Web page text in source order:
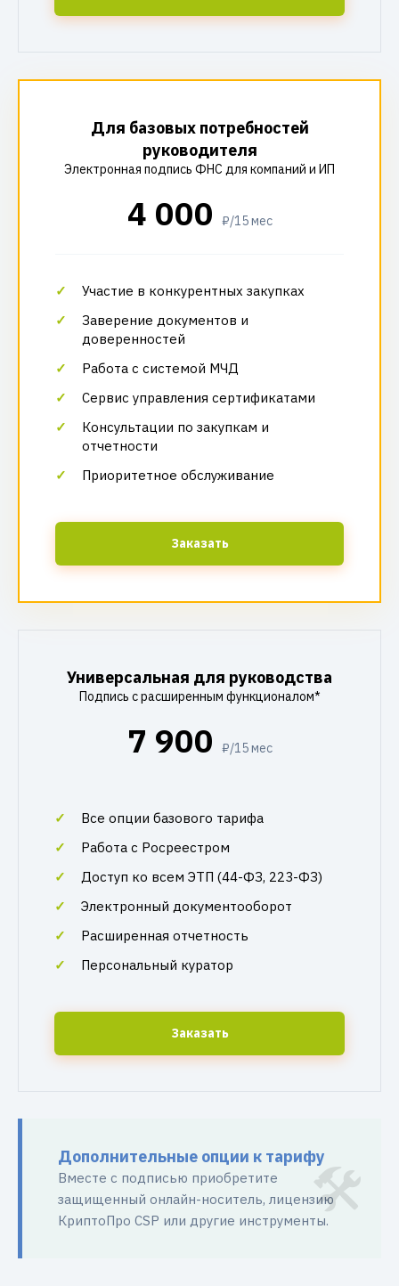
Для базовых потребностей
руководителя
Электронная подпись ФНС для компаний и ИП
4 000 ₽/15 мес
Участие в конкурентных закупках
Заверение документов и
доверенностей
Работа с системой МЧД
Сервис управления сертификатами
Консультации по закупкам и
отчетности
Приоритетное обслуживание
Заказать
Универсальная для руководства
Подпись с расширенным функционалом*
7 900 ₽/15 мес
Все опции базового тарифа
Работа с Росреестром
Доступ ко всем ЭТП (44-ФЗ, 223-ФЗ)
Электронный документооборот
Расширенная отчетность
Персональный куратор
Заказать
Дополнительные опции к тарифу
Вместе с подписью приобретите
защищенный онлайн-носитель, лицензию
КриптоПро CSP или другие инструменты.